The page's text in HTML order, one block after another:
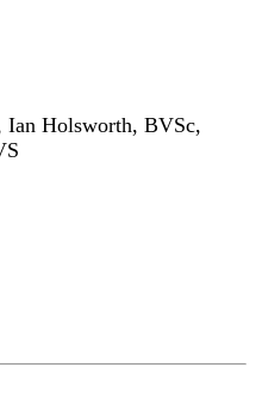
Ian Holsworth, BVSc,